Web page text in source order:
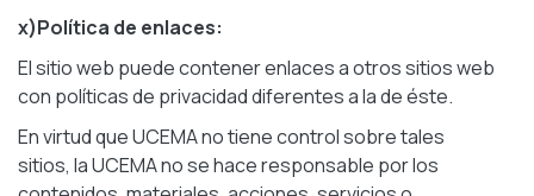
x)Política de enlaces:
El sitio web puede contener enlaces a otros sitios web
con políticas de privacidad diferentes a la de éste.
En virtud que UCEMA no tiene control sobre tales
sitios, la UCEMA no se hace responsable por los